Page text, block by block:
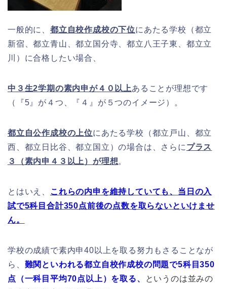
一般的に、 都立自校作成校の下位にあたる学校（都立
新宿、都立青山、都立国分寺、都立八王子東、都立立
川）に合格したい場合、
中３生2学期の素内申が４０以上あることが理想です
（『5』が４つ、『４』が５つのイメージ）。
都立自公作成校の上位にあたる学校（都立戸山、都立
西、都立日比谷、都立国立）の場合は、さらに プラス
３（素内申４３以上）が理想。
とはいえ、
これらの内申を維持していても、当日の入
試で5科目合計350点前後の点数を取らないといけませ
ん。
学校の成績で素内申40以上を取る努力もさることなが
ら、 難関といわれる都立自校作成校の問題で5科目350
点（一科目平均70点以上）を取る、
というのは並みの